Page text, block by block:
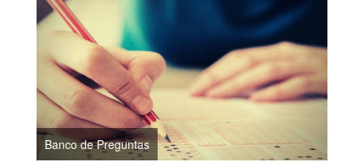
Banco de Preguntas